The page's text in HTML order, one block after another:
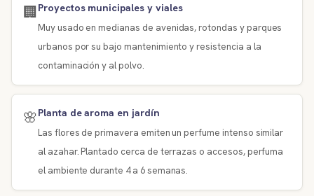
🏢Proyectos municipales y viales
Muy usado en medianas de avenidas, rotondas y parques
urbanos por su bajo mantenimiento y resistencia a la
contaminación y al polvo.
🌸Planta de aroma en jardín
Las flores de primavera emiten un perfume intenso similar
al azahar. Plantado cerca de terrazas o accesos, perfuma
el ambiente durante 4 a 6 semanas.